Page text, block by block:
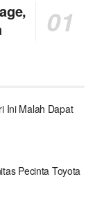
Ini Malah Dapat
Pecinta Toyota